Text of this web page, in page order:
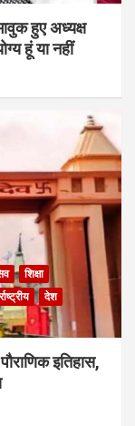
हुए अध्यक्ष
हूं या नहीं
शिक्षा
देश
इतिहास,